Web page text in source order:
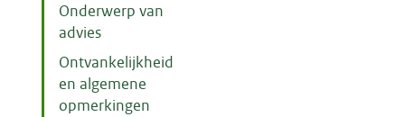
Onderwerp van
advies
Ontvankelijkheid
en algemene
opmerkingen